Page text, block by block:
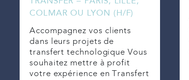
COLMAR OU LYON (H/F)
Accompagnez vos clients
dans leurs projets de
transfert technologique Vous
souhaitez mettre à profit
votre expérience en Transfert